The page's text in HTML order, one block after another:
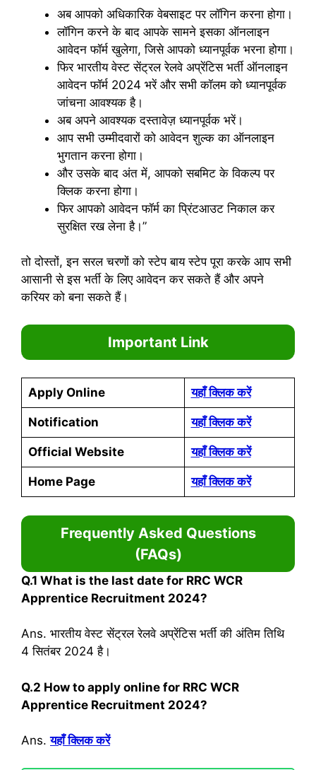
अब आपको अधिकारिक वेबसाइट पर लॉगिन करना होगा।
लॉगिन करने के बाद आपके सामने इसका ऑनलाइन
आवेदन फॉर्म खुलेगा, जिसे आपको ध्यानपूर्वक भरना होगा।
फिर भारतीय वेस्ट सेंट्रल रेलवे अप्रेंटिस भर्ती ऑनलाइन
आवेदन फॉर्म 2024 भरें और सभी कॉलम को ध्यानपूर्वक
जांचना आवश्यक है।
अब अपने आवश्यक दस्तावेज़ ध्यानपूर्वक भरें।
आप सभी उम्मीदवारों को आवेदन शुल्क का ऑनलाइन
भुगतान करना होगा।
और उसके बाद अंत में, आपको सबमिट के विकल्प पर
क्लिक करना होगा।
फिर आपको आवेदन फॉर्म का प्रिंटआउट निकाल कर
सुरक्षित रख लेना है।”
तो दोस्तों, इन सरल चरणों को स्टेप बाय स्टेप पूरा करके आप सभी
आसानी से इस भर्ती के लिए आवेदन कर सकते हैं और अपने
करियर को बना सकते हैं।
Important Link
Apply Online यहाँ क्लिक करें
Notification यहाँ क्लिक करें
Official Website यहाँ क्लिक करें
Home Page यहाँ क्लिक करें
Frequently Asked Questions
(FAQs)
Q.1 What is the last date for RRC WCR
Apprentice Recruitment 2024?
Ans. भारतीय वेस्ट सेंट्रल रेलवे अप्रेंटिस भर्ती की अंतिम तिथि
4 सितंबर 2024 है।
Q.2 How to apply online for RRC WCR
Apprentice Recruitment 2024?
Ans.यहाँ क्लिक करें